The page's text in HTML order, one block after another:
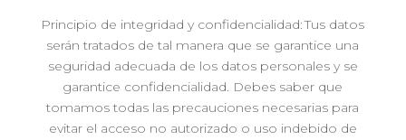
Principio de integridad y confidencialidad: Tus datos
serán tratados de tal manera que se garantice una
seguridad adecuada de los datos personales y se
garantice confidencialidad. Debes saber que
tomamos todas las precauciones necesarias para
evitar el acceso no autorizado o uso indebido de